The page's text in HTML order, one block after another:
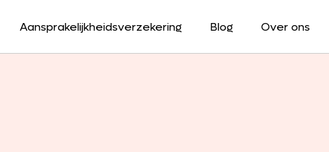
Aansprakelijkheidsverzekering Blog Over ons